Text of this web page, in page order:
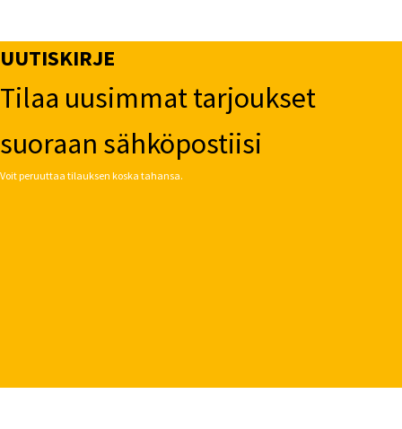
UUTISKIRJE
Tilaa uusimmat tarjoukset
suoraan sähköpostiisi
Voit peruuttaa tilauksen koska tahansa.